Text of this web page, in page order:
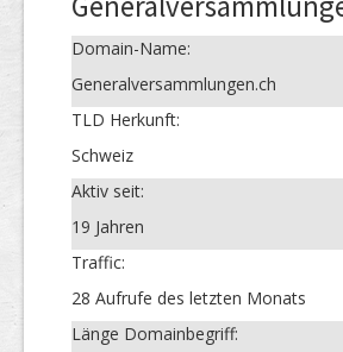
Domain-Name:
Generalversammlungen.ch
TLD Herkunft:
Schweiz
Aktiv seit:
19 Jahren
Traffic:
28 Aufrufe des letzten Monats
Länge Domainbegriff: